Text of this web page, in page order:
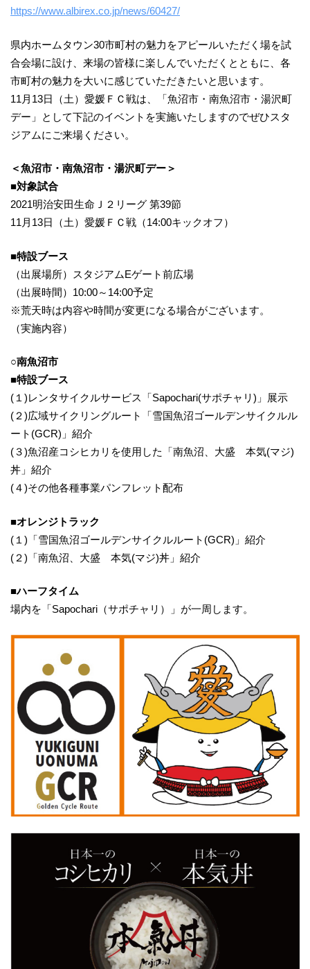
https://www.albirex.co.jp/news/60427/
県内ホームタウン30市町村の魅力をアピールいただく場を試
合会場に設け、来場の皆様に楽しんでいただくとともに、各
市町村の魅力を大いに感じていただきたいと思います。
11月13日（土）愛媛ＦＣ戦は、「魚沼市・南魚沼市・湯沢町
デー」として下記のイベントを実施いたしますのでぜひスタ
ジアムにご来場ください。
＜魚沼市・南魚沼市・湯沢町デー＞
■対象試合
2021明治安田生命Ｊ２リーグ 第39節
11月13日（土）愛媛ＦＣ戦（14:00キックオフ）
■特設ブース
（出展場所）スタジアムEゲート前広場
（出展時間）10:00～14:00予定
※荒天時は内容や時間が変更になる場合がございます。
（実施内容）
○南魚沼市
■特設ブース
(１)レンタサイクルサービス「Sapochari(サポチャリ)」展示
(２)広域サイクリングルート「雪国魚沼ゴールデンサイクルル
ート(GCR)」紹介
(３)魚沼産コシヒカリを使用した「南魚沼、大盛 本気(マジ)
丼」紹介
(４)その他各種事業パンフレット配布
■オレンジトラック
(１)「雪国魚沼ゴールデンサイクルルート(GCR)」紹介
(２)「南魚沼、大盛 本気(マジ)丼」紹介
■ハーフタイム
場内を「Sapochari（サポチャリ）」が一周します。